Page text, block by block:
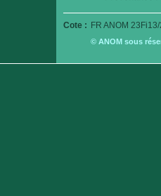
Cote : FR ANOM
© ANOM sous